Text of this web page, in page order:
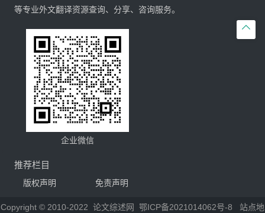

等专业外文翻译资源查询、分享、咨询服务。
企业微信
推荐栏目
版权声明 免责声明
Copyright © 2010-2022 论文综述网 鄂ICP备2021014062号-8 站点地